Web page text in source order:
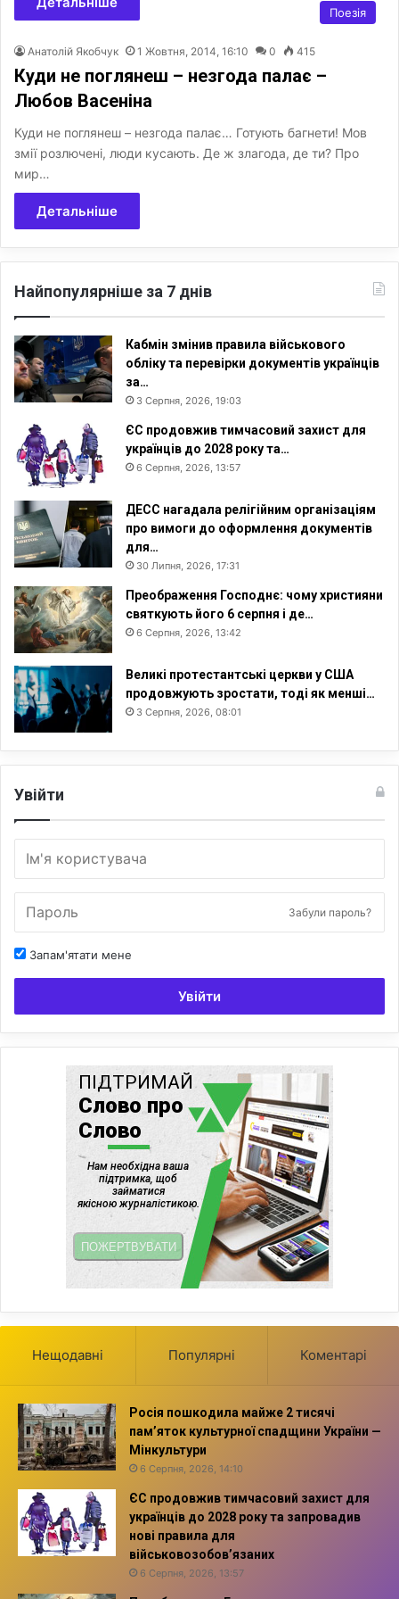
Поезія
Анатолій Якобчук 1 Жовтня, 2014, 16:10 0 415
Куди не поглянеш – незгода палає –
Любов Васеніна
Куди не поглянеш – незгода палає… Готують багнети! Мов
змії розлючені, люди кусають. Де ж злагода, де ти? Про
мир…
Детальніше
Найпопулярніше за 7 днів
Кабмін змінив правила військового
обліку та перевірки документів українців
за…
3 Серпня, 2026, 19:03
ЄС продовжив тимчасовий захист для
українців до 2028 року та…
6 Серпня, 2026, 13:57
ДЕСС нагадала релігійним організаціям
про вимоги до оформлення документів
для…
30 Липня, 2026, 17:31
Преображення Господнє: чому християни
святкують його 6 серпня і де…
6 Серпня, 2026, 13:42
Великі протестантські церкви у США
продовжують зростати, тоді як менші…
3 Серпня, 2026, 08:01
Увійти
Забули пароль?
Запам'ятати мене
Увійти
Нещодавні Популярні Коментарі
Росія пошкодила майже 2 тисячі
пам’яток культурної спадщини України —
Мінкультури
6 Серпня, 2026, 14:10
ЄС продовжив тимчасовий захист для
українців до 2028 року та запровадив
нові правила для
військовозобов’язаних
6 Серпня, 2026, 13:57